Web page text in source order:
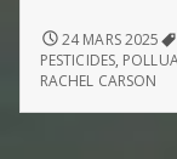
PRINTEMPS
SILENCIEUX
(DE
CARSON)
24 MARS 2025
PESTICIDES,
RACHEL CARSON